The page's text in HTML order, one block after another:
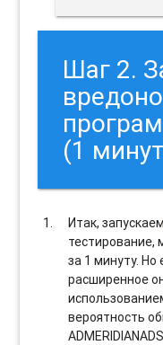
Шаг 2.
(1
Итак,
тестирование,
за 1 минуту.
расширенное
вероятность